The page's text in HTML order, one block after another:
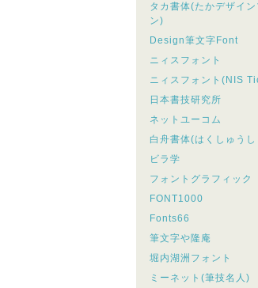
タカ書体(たかデザイン
ン)
Design筆文字Font
ニィスフォント
ニィスフォント(NIS
日本書技研究所
ネットユーコム
白舟書体(はくしゅう
ビラ学
フォントグラフィック
FONT1000
Fonts66
筆文字や隆庵
堀内湖洲フォント
ミーネット(筆技名人)